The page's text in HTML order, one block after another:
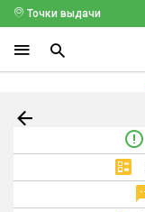
Точки выдачи